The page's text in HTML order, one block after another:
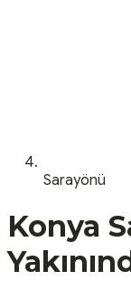
Sarayönü
Konya